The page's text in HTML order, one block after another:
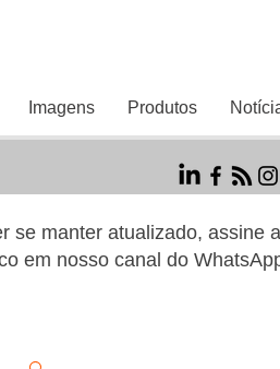
Imagens Produtos
se manter atualizado, assine
em nosso canal do